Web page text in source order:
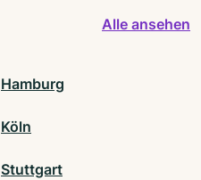
Alle ansehen
Hamburg
Köln
Stuttgart